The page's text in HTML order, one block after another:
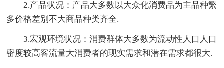
2.产品状况：产品大多数以大众化消费品为主品种繁
多价格差别不大商品种类齐全.
3.宏观环境状况：消费群体大多数为流动性人口人口
密度较高客流量大消费者的现实需求和潜在需求都很大.